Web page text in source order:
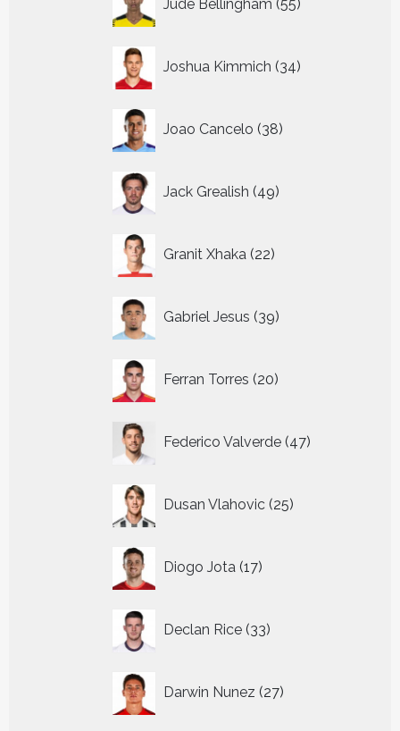
Jude Bellingham 55
producten
Joshua Kimmich 34
producten
Joao Cancelo 38
producten
Jack Grealish 49
producten
Granit Xhaka 22
producten
Gabriel Jesus 39
producten
Ferran Torres 20
producten
Federico Valverde 47
producten
Dusan Vlahovic 25
producten
Diogo Jota 17
producten
Declan Rice 33
producten
Darwin Nunez 27
producten